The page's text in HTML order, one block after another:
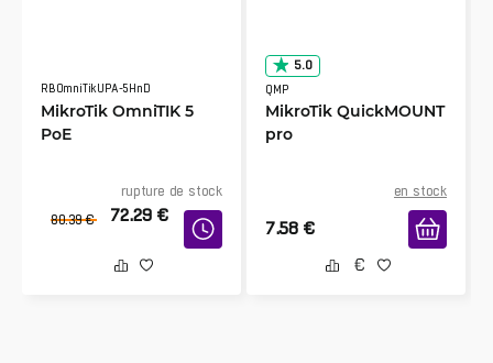
RBOmniTikUPA-5HnD
MikroTik OmniTIK 5
PoE
rupture de stock
80.39 € 72.29 €
5.0
QMP
MikroTik QuickMOUNT
pro
en stock
7.58 €